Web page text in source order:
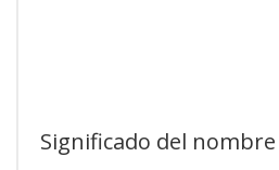
Significado del